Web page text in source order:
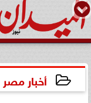
أخبار مصر